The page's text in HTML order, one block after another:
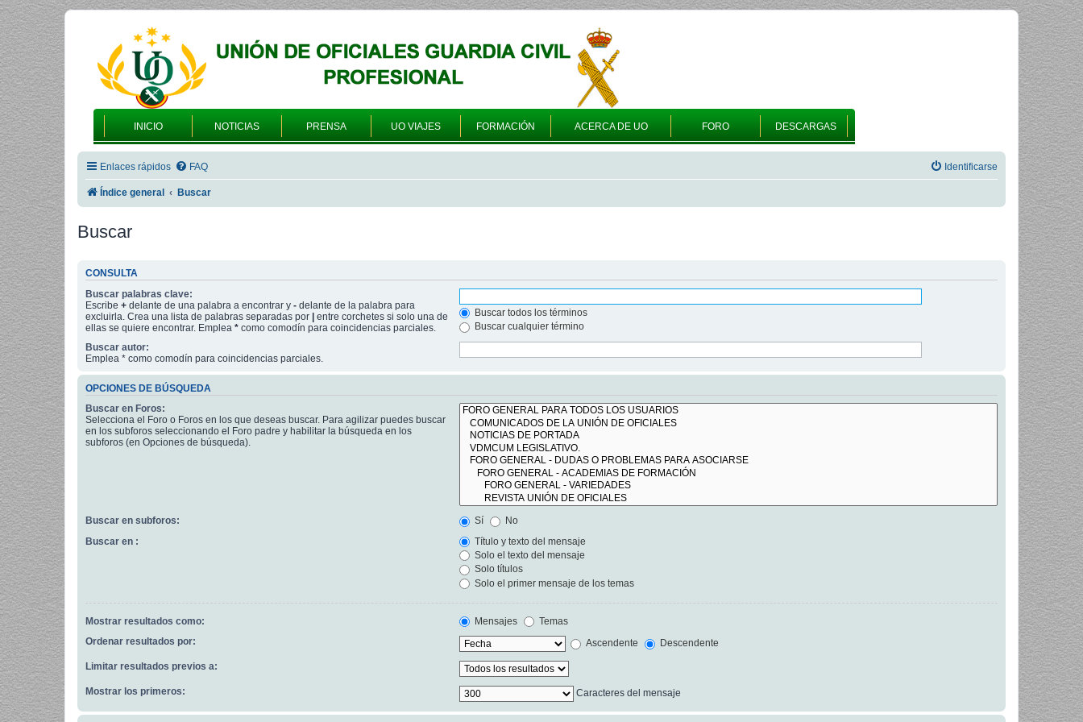
INICIO NOTICIAS PRENSA UO VIAJES FORMACIÓN ACERCA DE UO FORO DESCARGAS
Enlaces rápidos FAQ Identificarse
Índice general Buscar
Buscar
CONSULTA
Buscar palabras clave:
Escribe + delante de una palabra a encontrar y - delante de la palabra para
excluirla. Crea una lista de palabras separadas por
entre corchetes si solo una de
ellas se quiere encontrar. Emplea * como comodín para coincidencias parciales.
Buscar todos los términos
Buscar cualquier término
Buscar autor:
Emplea * como comodín para coincidencias parciales.
OPCIONES DE BÚSQUEDA
Buscar en Foros:
Selecciona el Foro o Foros en los que deseas buscar. Para agilizar puedes buscar
en los subforos seleccionando el Foro padre y habilitar la búsqueda en los
subforos (en Opciones de búsqueda).
Buscar en subforos: Sí
No
Buscar en :
Título y texto del mensaje
Solo el texto del mensaje
Solo títulos
Solo el primer mensaje de los temas
Mostrar resultados como: Mensajes
Temas
Ordenar resultados por:
Ascendente Descendente
Limitar resultados previos a:
Mostrar los primeros: Caracteres del mensaje